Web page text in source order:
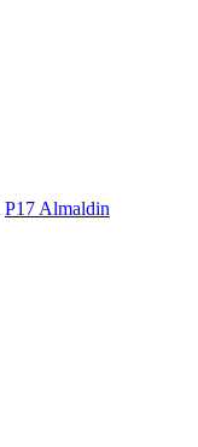
P17 Almaldin